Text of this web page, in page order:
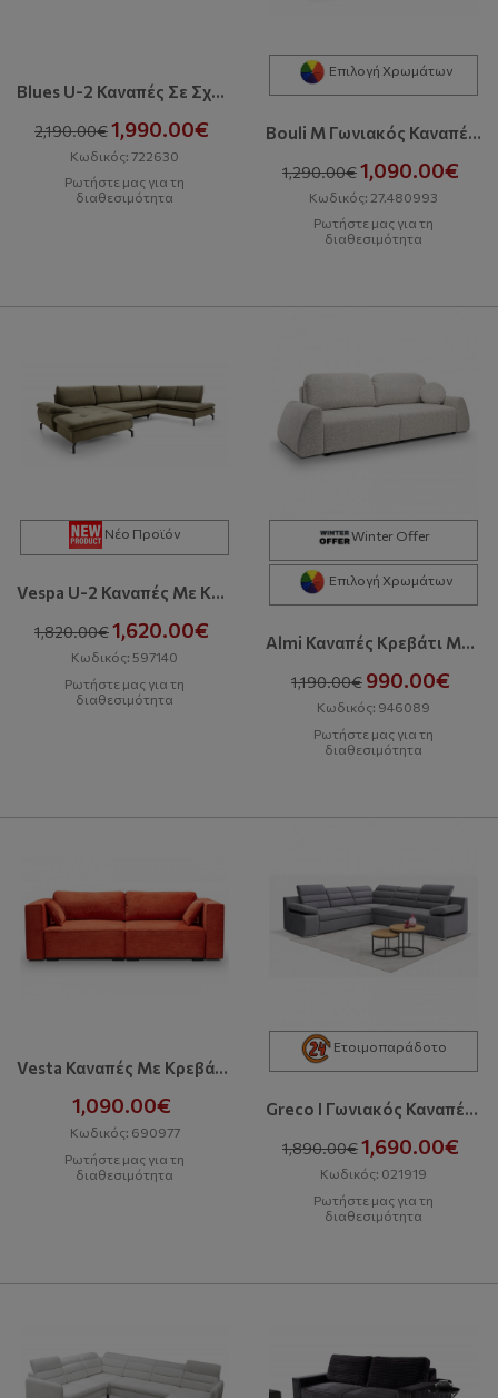
Blues U-2 Καναπές Σε Σχήμα Π Με Κρεβάτι Και Αποθηκευτικό Χώρο
2,190.00€1,990.00€
Κωδικός: 722630
Ρωτήστε μας για τη
διαθεσιμότητα
Επιλογή Χρωμάτων
Bouli M Γωνιακός Καναπές Με Κρεβάτι Και Αποθηκευτικό Χώρο
1,290.00€1,090.00€
Κωδικός: 27.480993
Ρωτήστε μας για τη
διαθεσιμότητα
Νέο Προϊόν
Vespa U-2 Καναπές Με Κρεβάτι & Αποθηκευτικό Χώρο
1,820.00€1,620.00€
Κωδικός: 597140
Ρωτήστε μας για τη
διαθεσιμότητα
Winter Offer
Επιλογή Χρωμάτων
Almi Καναπές Κρεβάτι Με Αποθηκευτικό Χώρο
1,190.00€ 990.00€
Κωδικός: 946089
Ρωτήστε μας για τη
διαθεσιμότητα
Vesta Καναπές Με Κρεβάτι Και Αποθηκευτικό Χώρο
1,090.00€
Κωδικός: 690977
Ρωτήστε μας για τη
διαθεσιμότητα
Ετοιμοπαράδοτο
Greco I Γωνιακός Καναπές Με Κρεβάτι Και Αποθηκευτικό Χώρο
1,890.00€1,690.00€
Κωδικός: 021919
Ρωτήστε μας για τη
διαθεσιμότητα